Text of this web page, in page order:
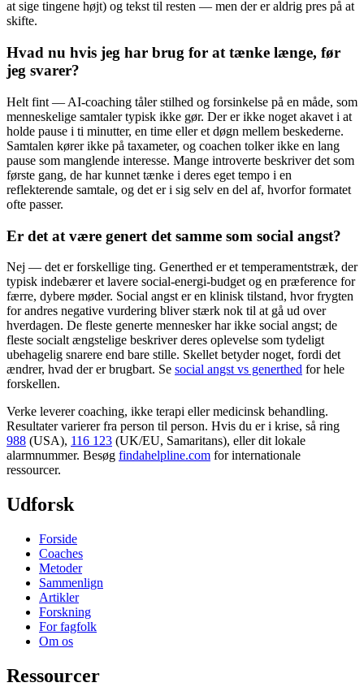
at sige tingene højt) og tekst til resten — men der er aldrig pres på at
skifte.
Hvad nu hvis jeg har brug for at tænke længe, før
jeg svarer?
Helt fint — AI-coaching tåler stilhed og forsinkelse på en måde, som
menneskelige samtaler typisk ikke gør. Der er ikke noget akavet i at
holde pause i ti minutter, en time eller et døgn mellem beskederne.
Samtalen kører ikke på taxameter, og coachen tolker ikke en lang
pause som manglende interesse. Mange introverte beskriver det som
første gang, de har kunnet tænke i deres eget tempo i en
reflekterende samtale, og det er i sig selv en del af, hvorfor formatet
ofte passer.
Er det at være genert det samme som social angst?
Nej — det er forskellige ting. Generthed er et temperamentstræk, der
typisk indebærer et lavere social-energi-budget og en præference for
færre, dybere møder. Social angst er en klinisk tilstand, hvor frygten
for andres negative vurdering bliver stærk nok til at gå ud over
hverdagen. De fleste generte mennesker har ikke social angst; de
fleste socialt ængstelige beskriver deres oplevelse som tydeligt
ubehagelig snarere end bare stille. Skellet betyder noget, fordi det
ændrer, hvad der er brugbart. Se social angst vs generthed for hele
forskellen.
Verke leverer coaching, ikke terapi eller medicinsk behandling.
Resultater varierer fra person til person. Hvis du er i krise, så ring
988 (USA), 116 123 (UK/EU, Samaritans), eller dit lokale
alarmnummer. Besøg findahelpline.com for internationale
ressourcer.
Udforsk
Forside
Coaches
Metoder
Sammenlign
Artikler
Forskning
For fagfolk
Om os
Ressourcer